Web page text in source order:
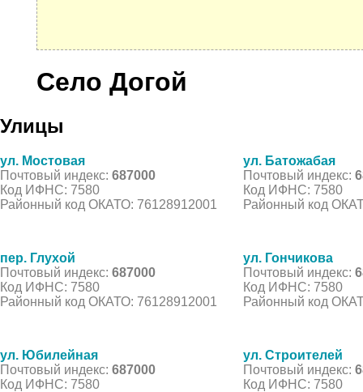
Село Догой
Улицы
ул. Мостовая
Почтовый индекс: 687000
Код ИФНС: 7580
Районный код ОКАТО: 76128912001
ул. Батожабая
Почтовый индекс:
Код ИФНС: 7580
Районный код
пер. Глухой
Почтовый индекс: 687000
Код ИФНС: 7580
Районный код ОКАТО: 76128912001
ул. Гончикова
Почтовый индекс:
Код ИФНС: 7580
Районный код
ул. Юбилейная
Почтовый индекс: 687000
Код ИФНС: 7580
ул. Строителей
Почтовый индекс:
Код ИФНС: 7580